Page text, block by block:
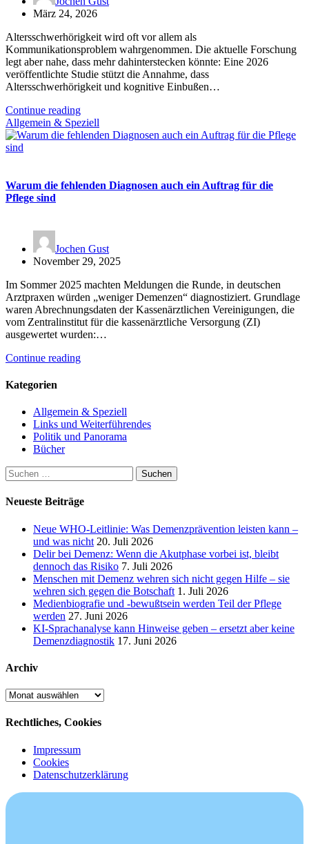
März 24, 2026
Altersschwerhörigkeit wird oft vor allem als
Kommunikationsproblem wahrgenommen. Die aktuelle Forschung
legt aber nahe, dass mehr dahinterstecken könnte: Eine 2026
veröffentlichte Studie stützt die Annahme, dass
Altersschwerhörigkeit und kognitive Einbußen…
Continue reading
Allgemein & Speziell
Warum die fehlenden Diagnosen auch ein Auftrag für die
Pflege sind
Jochen Gust
November 29, 2025
Im Sommer 2025 machten Meldungen die Runde, in deutschen
Arztpraxen würden „weniger Demenzen“ diagnostiziert. Grundlage
waren Abrechnungsdaten der Kassenärztlichen Vereinigungen, die
vom Zentralinstitut für die kassenärztliche Versorgung (ZI)
ausgewertet wurden:…
Continue reading
Kategorien
Allgemein & Speziell
Links und Weiterführendes
Politik und Panorama
Bücher
Suchen
nach:
Neueste Beiträge
Neue WHO-Leitlinie: Was Demenzprävention leisten kann –
und was nicht 20. Juli 2026
Delir bei Demenz: Wenn die Akutphase vorbei ist, bleibt
dennoch das Risiko 7. Juli 2026
Menschen mit Demenz wehren sich nicht gegen Hilfe – sie
wehren sich gegen die Botschaft 1. Juli 2026
Medienbiografie und -bewußtsein werden Teil der Pflege
werden 27. Juni 2026
KI-Sprachanalyse kann Hinweise geben – ersetzt aber keine
Demenzdiagnostik 17. Juni 2026
Archiv
Archiv
Rechtliches, Cookies
Impressum
Cookies
Datenschutzerklärung